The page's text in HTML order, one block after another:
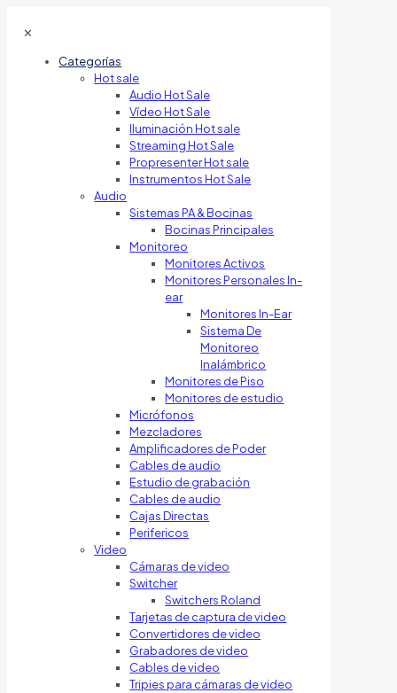
✕
Categorías
Hot sale
Audio Hot Sale
Vídeo Hot Sale
Iluminación Hot sale
Streaming Hot Sale
Propresenter Hot sale
Instrumentos Hot Sale
Audio
Sistemas PA & Bocinas
Bocinas Principales
Monitoreo
Monitores Activos
Monitores Personales In-
ear
Monitores In-Ear
Sistema De
Monitoreo
Inalámbrico
Monitores de Piso
Monitores de estudio
Micrófonos
Mezcladores
Amplificadores de Poder
Cables de audio
Estudio de grabación
Cables de audio
Cajas Directas
Perifericos
Video
Cámaras de video
Switcher
Switchers Roland
Tarjetas de captura de video
Convertidores de video
Grabadores de video
Cables de video
Tripies para cámaras de video